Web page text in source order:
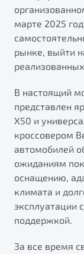
Элегантный и
от 1 699 990
X70
Узнайте о
автомобиля
Подробно
Тест-драйв
Автокредит
Будьте еще
"Помощь на
Запись на
марте 2025
рынке, выйти
В настоящий
представлен
X50 и
кроссовером
автомобилей
ожиданиям
оснащению,
климата и
эксплуатации
поддержкой.
За все время